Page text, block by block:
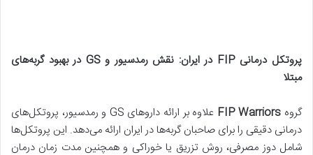
پروتکل درمانی FIP در ایران: نقش رمدسیور و GS
در بهبود گربه‌های
مبتلا
گروه FIP Warriors
علاوه بر ارائه داروهای GS و رمدسیور، پروتکل‌های
درمانی دقیقی را برای صاحبان گربه‌ها در ایران ارائه می‌دهد. این پروتکل‌ها
شامل دوز مصرفی، روش تزریق یا خوراکی و همچنین مدت زمان درمان